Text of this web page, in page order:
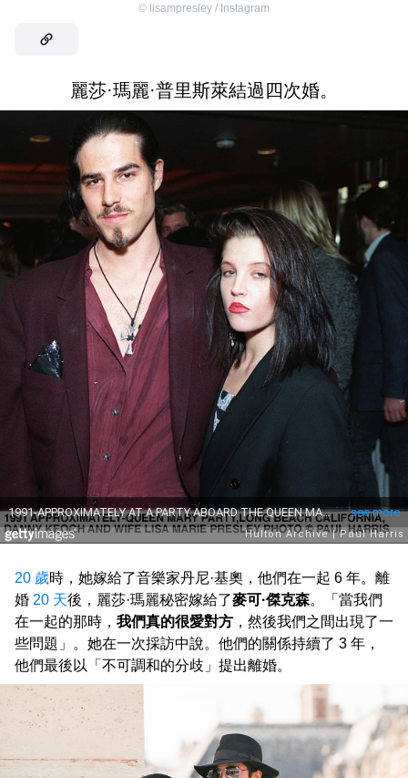
© lisampresley / Instagram
麗莎·瑪麗·普里斯萊結過四次婚。
20 歲時，她嫁給了音樂家丹尼·基奧，他們在一起 6 年。離
婚 20 天後，麗莎·瑪麗秘密嫁給了麥可·傑克森。「當我們
在一起的那時， 我們真的很愛對方 ，然後我們之間出現了一
些問題」。她在一次採訪中說。他們的關係持續了 3 年，
他們最後以「不可調和的分歧」提出離婚。